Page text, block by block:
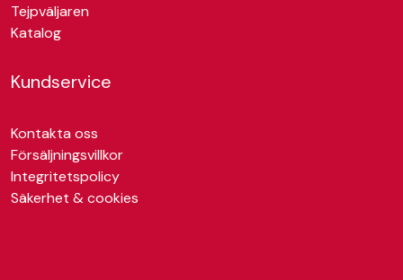
Tejpväljaren
Katalog
Kundservice
Kontakta oss
Försäljningsvillkor
Integritetspolicy
Säkerhet & cookies